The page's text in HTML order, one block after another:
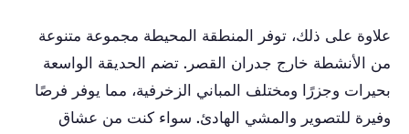
علاوة على ذلك، توفر المنطقة المحيطة مجموعة متنوعة
من الأنشطة خارج جدران القصر. تضم الحديقة الواسعة
بحيرات وجزرًا ومختلف المباني الزخرفية، مما يوفر فرصًا
وفيرة للتصوير والمشي الهادئ. سواء كنت من عشاق